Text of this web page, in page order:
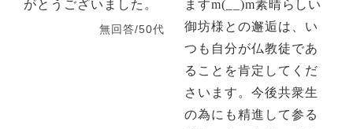
がとうございました。
無回答/50代
ますm(__)m素晴らしい
御坊様との邂逅は、い
つも自分が仏教徒であ
ることを肯定してくだ
さいます。今後共衆生
の為にも精進して参る